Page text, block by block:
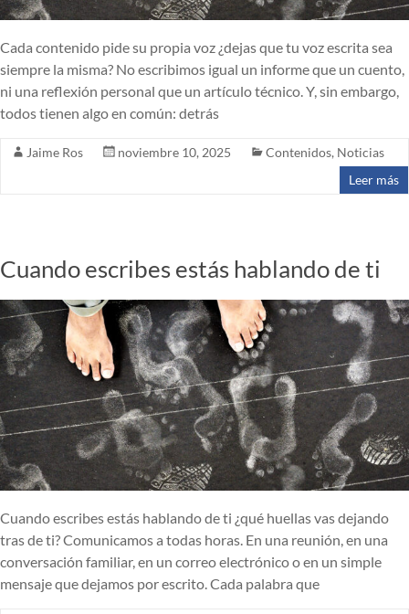
Cada contenido pide su propia voz ¿dejas que tu voz escrita sea
siempre la misma? No escribimos igual un informe que un cuento,
ni una reflexión personal que un artículo técnico. Y, sin embargo,
todos tienen algo en común: detrás
Jaime Ros noviembre 10, 2025 Contenidos, Noticias
Leer más
Cuando escribes estás hablando de ti
Cuando escribes estás hablando de ti ¿qué huellas vas dejando
tras de ti? Comunicamos a todas horas. En una reunión, en una
conversación familiar, en un correo electrónico o en un simple
mensaje que dejamos por escrito. Cada palabra que